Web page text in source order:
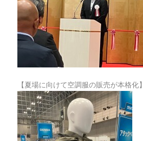
【夏場に向けて空調服の販売が本格化】